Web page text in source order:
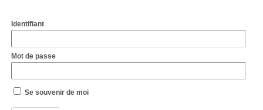
Identifiant
Mot de passe
Se souvenir de moi